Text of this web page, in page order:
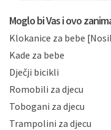
privatnosti i
Hrvatske, a
sigurnosnih
neovlaštenog
gubitka ili
korisnika i
Vaših osobnih
priopćavanje
zaposlenicima
Moglo bi Vas i ovo
Klokanice za bebe
Kade za bebe
Dječji bicikli
Romobili za djecu
Tobogani za djecu
Trampolini za djecu